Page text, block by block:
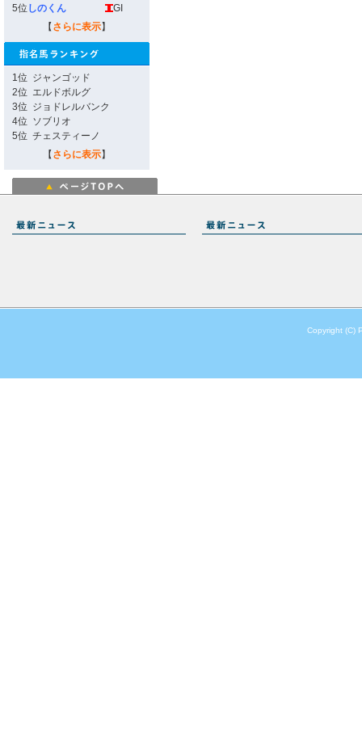
5位 しのくん
GI
【 さらに表示】
1位 ジャンゴッド
2位 エルドボルグ
3位 ジョドレルバンク
4位 ソブリオ
5位 チェスティーノ
【 さらに表示】
Copyright (C)